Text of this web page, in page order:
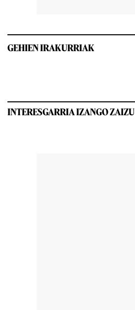
GEHIEN IRAKURRIAK
INTERESGARRIA IZANGO ZAIZU